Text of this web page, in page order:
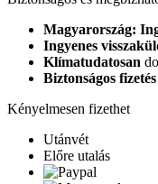
Magyarország:
Ingyenes
Klímatudatosan
Biztonságos fizetés
Kényelmesen fizethet
Utánvét
Előre utalás